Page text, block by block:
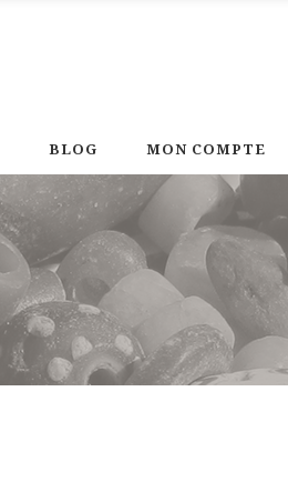
BLOG MON COMPTE